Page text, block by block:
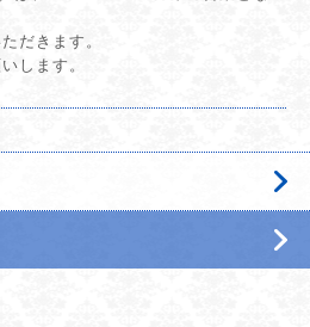
だきます。
します。